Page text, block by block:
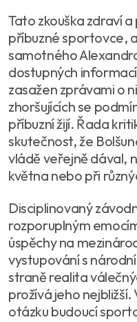
Tato zkouška zdraví a
příbuzné sportovce,
samotného
dostupných
zasažen zprávami o
zhoršujících se
příbuzní žijí. Řada
skutečnost, že
vládě veřejně dával,
května nebo při
Disciplinovaný
rozporuplným
úspěchy na
vystupování s
straně realita
prožívá jeho
otázku budoucí